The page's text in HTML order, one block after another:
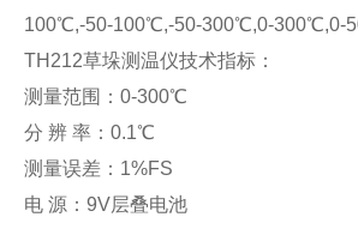
100℃,-50-100℃,-50-300℃,0-300℃,0-
TH212草垛测温仪技术指标：
测量范围：0-300℃
分 辨 率：0.1℃
测量误差：1%FS
电 源：9V层叠电池